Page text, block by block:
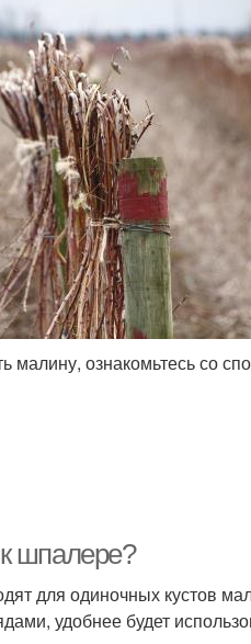
малину, ознакомьтесь со
шпалере?
для одиночных кустов
удобнее будет